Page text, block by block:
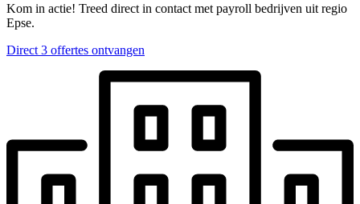
Kom in actie! Treed direct in contact met payroll bedrijven uit regio
Epse.
Direct 3 offertes ontvangen